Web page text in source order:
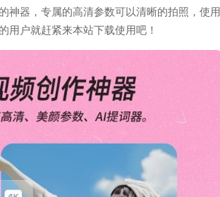
的神器，专属的高清参数可以清晰的拍照，使用
用户就赶紧来本站下载使用吧！